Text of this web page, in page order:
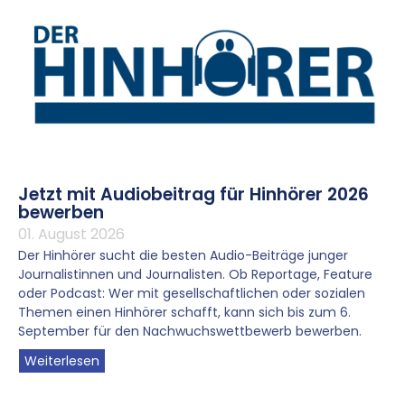
Jetzt mit Audiobeitrag für Hinhörer 2026
bewerben
01. August 2026
Der Hinhörer sucht die besten Audio-Beiträge junger
Journalistinnen und Journalisten. Ob Reportage, Feature
oder Podcast: Wer mit gesellschaftlichen oder sozialen
Themen einen Hinhörer schafft, kann sich bis zum 6.
September für den Nachwuchswettbewerb bewerben.
Weiterlesen